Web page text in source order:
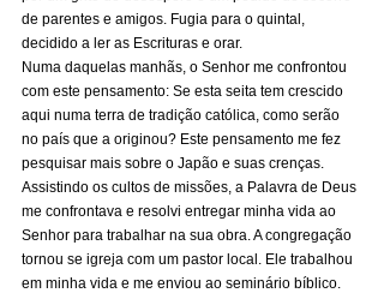
de parentes e amigos. Fugia para o quintal,
decidido a ler as Escrituras e orar.
Numa daquelas manhãs, o Senhor me confrontou
com este pensamento: Se esta seita tem crescido
aqui numa terra de tradição católica, como serão
no país que a originou? Este pensamento me fez
pesquisar mais sobre o Japão e suas crenças.
Assistindo os cultos de missões, a Palavra de Deus
me confrontava e resolvi entregar minha vida ao
Senhor para trabalhar na sua obra. A congregação
tornou se igreja com um pastor local. Ele trabalhou
em minha vida e me enviou ao seminário bíblico.